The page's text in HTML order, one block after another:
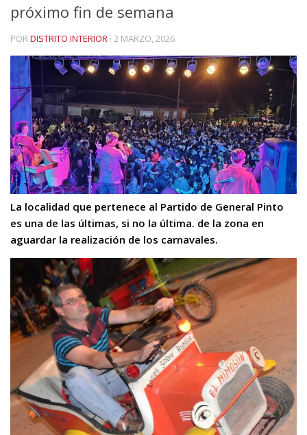
próximo fin de semana
PORDISTRITO INTERIOR · 2 MARZO, 2026
La localidad que pertenece al Partido de General Pinto
es una de las últimas, si no la última. de la zona en
aguardar la realización de los carnavales.